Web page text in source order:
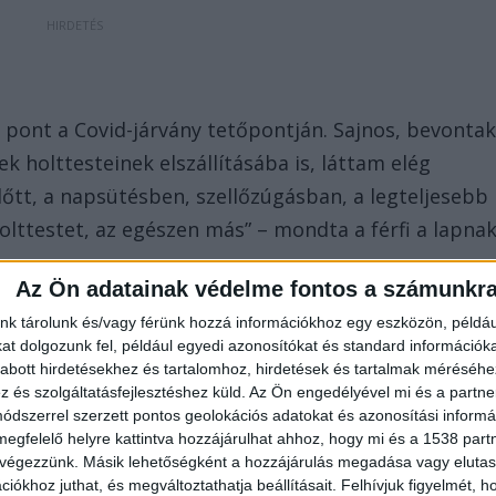
Az Ön adatainak védelme fontos a
tárolunk és/vagy férünk hozzá információkhoz egy eszközön,
dolgozunk fel, például egyedi azonosítókat és standard
hirdetésekhez és tartalomhoz, hirdetések és tartalmak
és szolgáltatásfejlesztéshez küld. Az Ön engedélyével mi és a
szerzett pontos geolokációs adatokat és azonosítási
helyre kattintva hozzájárulhat ahhoz, hogy mi és a 1538
Másik lehetőségként a hozzájárulás megadása vagy
juthat, és megváltoztathatja beállításait. Felhívjuk figyelmét,
a Covid-járvány tetőpontján. Sajnos, bevontak
holttesteinek elszállításába is, láttam elég
a napsütésben, szellőzúgásban, a legteljesebb
az egészen más” – mondta a férfi a
lábam”. Richárd elmondta, sejtette, hogy a
amikor meglátta a holttestet. „A hátán látszott,
a gerince az ütközéskor, abban a pillanatban